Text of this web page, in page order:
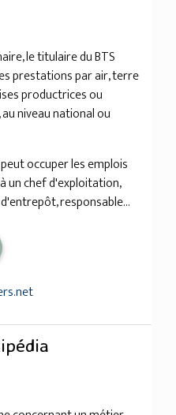
le titulaire du BTS
prestations par air, terre
productrices ou
niveau national ou
occuper les emplois
un chef d'exploitation,
responsable...